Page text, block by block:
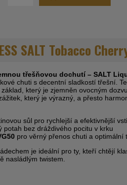
SALT Tobacco
třešňovou dochutí – SALT
chuti s decentní sladkostí třešní.
který je zjemněn ovocným
který je výrazný, a přesto
sůl pro rychlejší a efektivnější
potah bez dráždivého pocitu v krku
pro věrný přenos chuti a optimální
je ideální pro ty, kteří chtějí
nasládlým twistem.